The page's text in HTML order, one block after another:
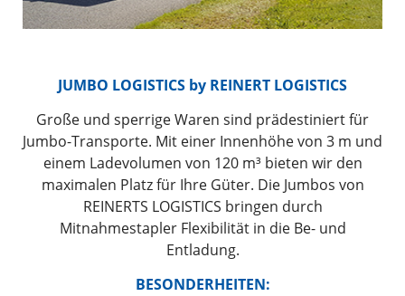
JUMBO LOGISTICS by REINERT LOGISTICS
Große und sperrige Waren sind prädestiniert für
Jumbo-Transporte. Mit einer Innenhöhe von 3 m und
einem Ladevolumen von 120 m³ bieten wir den
maximalen Platz für Ihre Güter. Die Jumbos von
REINERTS LOGISTICS bringen durch
Mitnahmestapler Flexibilität in die Be- und
Entladung.
BESONDERHEITEN: